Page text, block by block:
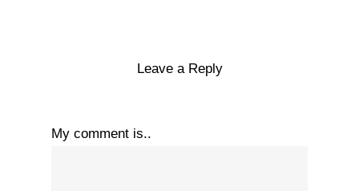
Leave a Reply
My comment is..